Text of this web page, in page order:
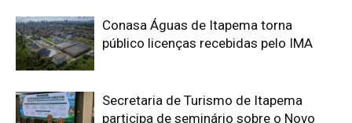
Conasa Águas de Itapema torna
público licenças recebidas pelo IMA
Secretaria de Turismo de Itapema
participa de seminário sobre o Novo